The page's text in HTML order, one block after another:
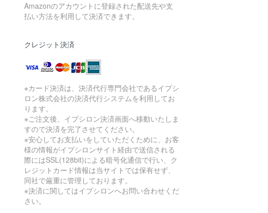
Amazonのアカウントに登録された配送先や支
払い方法を利用して決済できます。
クレジット決済
※カード決済は、決済代行専門会社であるイプシ
ロン株式会社の決済代行システムを利用してお
ります。
※ご注文後、イプシロン決済画面へ移動いたしま
すので決済を完了させてください。
※安心してお支払いをしていただくために、お客
様の情報がイプシロンサイト経由で送信される
際にはSSL(128bit)による暗号化通信で行い、ク
レジットカード情報は当サイトでは保有せず、
同社で厳重に管理しております。
※決済に関してはイプシロンへお問い合わせくだ
さい。